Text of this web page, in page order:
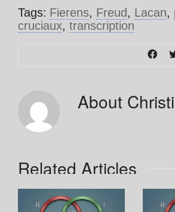
Tags: Fierens, Freud, Lacan,
cruciaux, transcription
About
Related Articles